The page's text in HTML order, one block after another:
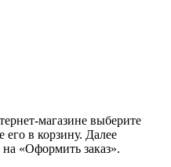
магазине выберите
его в корзину. Далее
«Оформить заказ».